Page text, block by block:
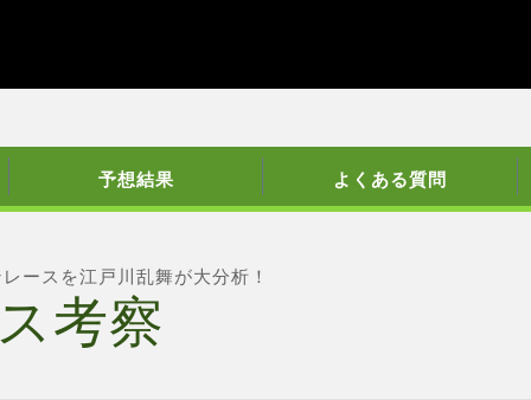
予想結果 よくある質問
ースを江戸川乱舞が大分析！
考察